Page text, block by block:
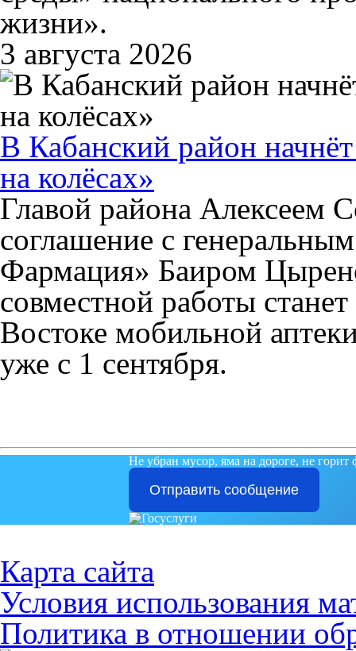
жизни».
3 августа 2026
В Кабанский район
на колёсах»
Главой района Алексеем
соглашение с
Фармация» Баиром
совместной работы
Востоке мобильной
уже с 1 сентября.
Не убран мусор, яма на дороге, не горит
Отправить сообщение
Карта сайта
Условия использования
Политика в отношении